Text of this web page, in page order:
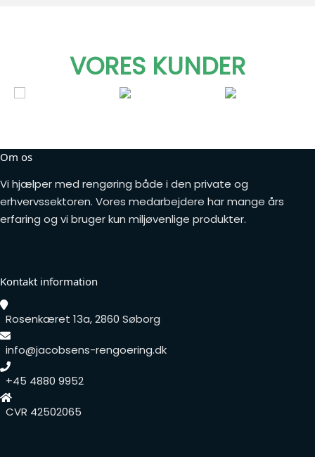
VORES KUNDER
Om os
Vi hjælper med rengøring både i den private og
erhvervssektoren. Vores medarbejdere har mange års
erfaring og vi bruger kun miljøvenlige produkter.
Kontakt information
Rosenkæret 13a, 2860 Søborg
info@jacobsens-rengoering.dk
+45 4880 9952
CVR 42502065